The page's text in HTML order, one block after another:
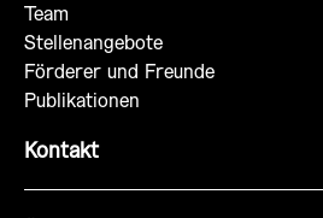
Team
Stellenangebote
Förderer und Freunde
Publikationen
Kontakt